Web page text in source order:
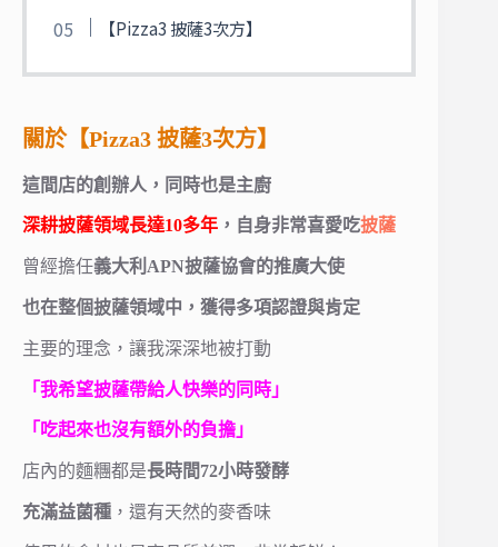
【Pizza3 披薩3次方】
關於【Pizza3 披薩3次方】
這間店的創辦人，同時也是主廚
深耕披薩領域長達10多年 ，自身非常喜愛吃披薩
曾經擔任義大利APN披薩協會的推廣大使
也在整個披薩領域中，獲得多項認證與肯定
主要的理念，讓我深深地被打動
「我希望披薩帶給人快樂的同時」
「吃起來也沒有額外的負擔」
店內的麵糰都是長時間72小時發酵
充滿益菌種 ，還有天然的麥香味